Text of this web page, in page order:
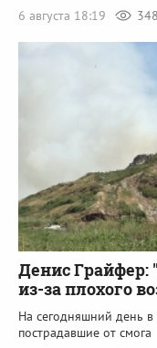
6 августа 18:19
348
Денис
из-за плохого
На сегодняшний день
пострадавшие от смога